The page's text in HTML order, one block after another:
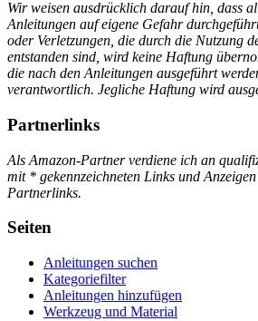
Wir weisen ausdrücklich darauf hin, dass
Anleitungen auf eigene Gefahr
oder Verletzungen, die durch die Nutzung
entstanden sind, wird keine Haftung
die nach den Anleitungen ausgeführt
verantwortlich. Jegliche Haftung wird
Partnerlinks
Als Amazon-Partnerverdiene ich an
mit * gekennzeichneten Links und
Partnerlinks.
Seiten
Anleitungen suchen
Kategoriefilter
Anleitungen hinzufügen
Werkzeug und Material